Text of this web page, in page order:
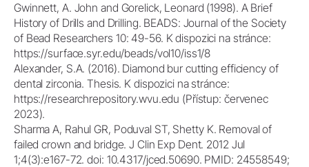
Gwinnett, A. John and Gorelick, Leonard (1998). A Brief
History of Drills and Drilling. BEADS: Journal of the Society
of Bead Researchers 10: 49-56. K dispozici na stránce:
https://surface.syr.edu/beads/vol10/iss1/8
Alexander, S.A. (2016). Diamond bur cutting efficiency of
dental zirconia. Thesis. K dispozici na stránce:
https://researchrepository.wvu.edu (Přístup: červenec
2023).
Sharma A, Rahul GR, Poduval ST, Shetty K. Removal of
failed crown and bridge. J Clin Exp Dent. 2012 Jul
1;4(3):e167-72. doi: 10.4317/jced.50690. PMID: 24558549;